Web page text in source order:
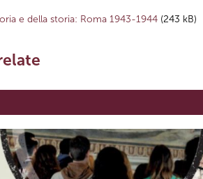
e della storia: Roma 1943-1944 (243 kB)